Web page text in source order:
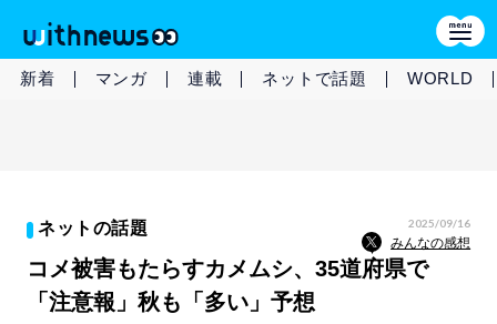
新着 マンガ 連載 ネットで話題 WORLD
ネットの話題 2025/09/16
みんなの感想
コメ被害もたらすカメムシ、35道府県で
「注意報」秋も「多い」予想